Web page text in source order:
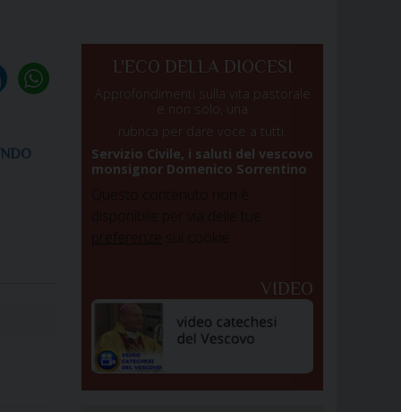
L'ECO DELLA DIOCESI
Approfondimenti sulla vita pastorale
e non solo, una
rubrica per dare voce a tutti.
Servizio Civile, i saluti del vescovo
monsignor Domenico Sorrentino
VIDEO